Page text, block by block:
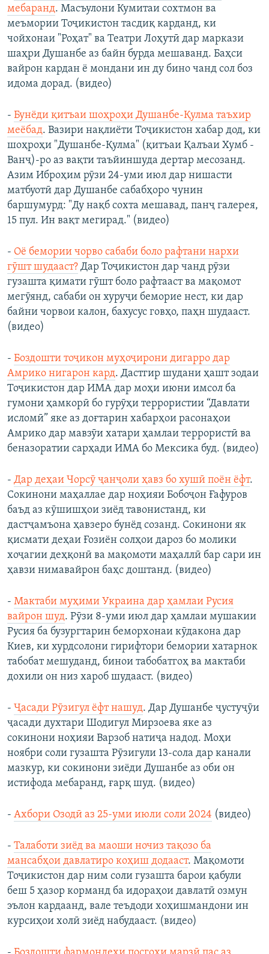
мебаранд. Масъулони Кумитаи сохтмон ва
меъмории Тоҷикистон тасдиқ карданд, ки
чойхонаи "Роҳат" ва Театри Лоҳутӣ дар маркази
шаҳри Душанбе аз байн бурда мешаванд. Баҳси
вайрон кардан ё мондани ин ду бино чанд сол боз
идома дорад. (видео)
- Бунёди қитъаи шоҳроҳи Душанбе-Қулма таъхир
меёбад. Вазири нақлиёти Тоҷикистон хабар дод, ки
шоҳроҳи "Душанбе-Қулма" (қитъаи Қалъаи Хумб -
Ванҷ)-ро аз вақти таъйиншуда дертар месозанд.
Азим Иброҳим рӯзи 24-уми июл дар нишасти
матбуотӣ дар Душанбе сабабҳоро чунин
баршумурд: "Ду нақб сохта мешавад, панҷ галерея,
15 пул. Ин вақт мегирад." (видео)
- Оё бемории чорво сабаби боло рафтани нархи
гӯшт шудааст? Дар Тоҷикистон дар чанд рӯзи
гузашта қимати гӯшт боло рафтааст ва мақомот
мегӯянд, сабаби он хуруҷи беморие нест, ки дар
байни чорвои калон, бахусус говҳо, паҳн шудааст.
(видео)
- Боздошти тоҷикон муҳоҷирони дигарро дар
Амрико нигарон кард. Дастгир шудани ҳашт зодаи
Тоҷикистон дар ИМА дар моҳи июни имсол ба
гумони ҳамкорӣ бо гурӯҳи террористии “Давлати
исломӣ” яке аз доғтарин хабарҳои расонаҳои
Амрико дар мавзӯи хатари ҳамлаи террористӣ ва
беназоратии сарҳади ИМА бо Мексика буд. (видео)
- Дар деҳаи Чорсӯ ҷанҷоли ҳавз бо хушӣ поён ёфт.
Сокинони маҳаллае дар ноҳияи Бобоҷон Ғафуров
баъд аз кӯшишҳои зиёд тавонистанд, ки
дастҷамъона ҳавзеро бунёд созанд. Cокинони як
қисмати деҳаи Ғозиён солҳои дароз бо молики
хоҷагии деҳқонӣ ва мақомоти маҳаллӣ бар сари ин
ҳавзи нимавайрон баҳс доштанд. (видео)
- Мактаби муҳими Украина дар ҳамлаи Русия
вайрон шуд. Рӯзи 8-уми июл дар ҳамлаи мушакии
Русия ба бузургтарин беморхонаи кӯдакона дар
Киев, ки хурдсолони гирифтори бемории хатарнок
табобат мешуданд, бинои табобатгоҳ ва мактаби
дохили он низ хароб шудааст. (видео)
- Ҷасади Рӯзигул ёфт нашуд. Дар Душанбе ҷустуҷӯи
ҷасади духтари Шодигул Мирзоева яке аз
сокинони ноҳияи Варзоб натиҷа надод. Моҳи
ноябри соли гузашта Рӯзигули 13-сола дар канали
мазкур, ки сокинони зиёди Душанбе аз оби он
истифода мебаранд, ғарқ шуд. (видео)
- Ахбори Озодӣ аз 25-уми июли соли 2024 (видео)
- Талаботи зиёд ва маоши ночиз тақозо ба
мансабҳои давлатиро коҳиш додааст. Мақомоти
Тоҷикистон дар ним соли гузашта барои қабули
беш 5 ҳазор корманд ба идораҳои давлатӣ озмун
эълон кардаанд, вале теъдоди хоҳишмандони ин
курсиҳои холӣ зиёд набудааст. (видео)